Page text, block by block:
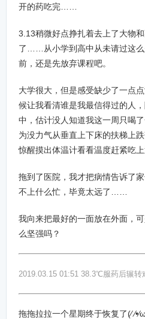
开的药吃完……
3.13稍微好点挣扎着去上了大物
了……从小学到高中从未请过这么
前，还是先放弃课程吧。
大学很大，但是感受缺少了一点
候让我看清谁是我最信得过的人
中，估计没人知道我这一周只喝
为没力气从垂直上下床的扶梯上
惊醒摸出体温计看看温度赶紧吃
拖到了医院，我才把病情告诉了
不上什么忙，毕竟太远了……
我向来把最好的一面放在外面，
么坚强吗？
2019.03.15 01:51 38.3℃服药后辗转
拖拖拉拉一个星期终于恢复了(⁄